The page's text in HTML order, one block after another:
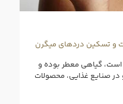
و تسکین دردهای میگرن
است، گیاهی معطر بوده و
صنایع غذایی، محصولات